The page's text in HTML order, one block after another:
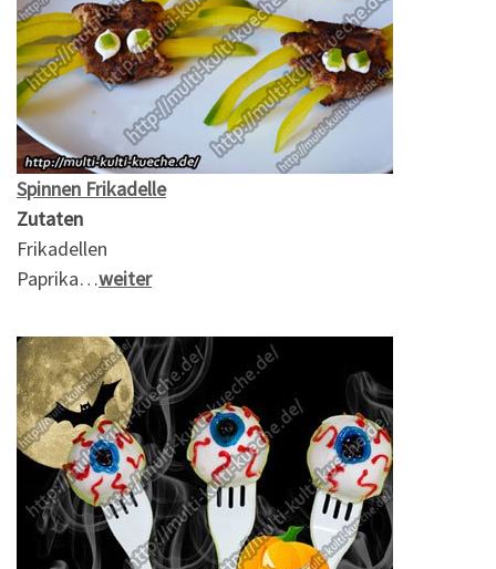
Spinnen Frikadelle
Zutaten
Frikadellen
Paprika…weiter